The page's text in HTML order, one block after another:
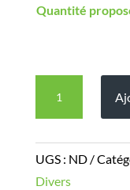
Quantité
CRUSH
99,6%
UGS : ND
Divers